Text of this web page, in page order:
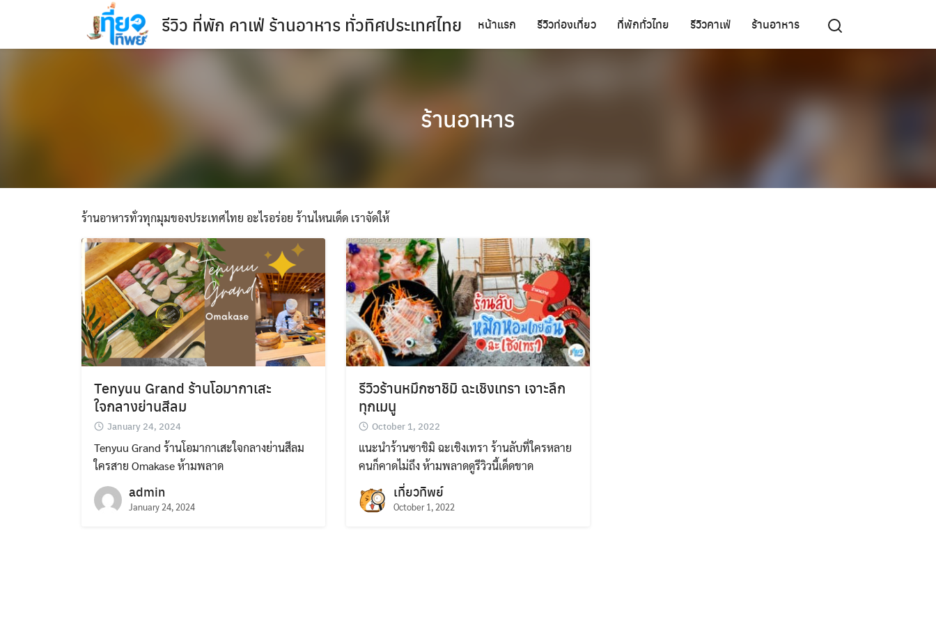
รีวิว ที่พัก คาเฟ่ ร้านอาหาร ทั่วทิศประเทศไทย หน้าแรก รีวิวท่องเที่ยว ที่พักทั่วไทย รีวิวคาเฟ่ ร้านอาหาร
Search
for:
ร้านอาหาร
ร้านอาหารทั่วทุกมุมของประเทศไทย อะไรอร่อย ร้านไหนเด็ด เราจัดให้
Tenyuu Grand ร้านโอมากาเสะ
ใจกลางย่านสีลม
January 24, 2024
Tenyuu Grand ร้านโอมากาเสะใจกลางย่านสีลม
ใครสาย Omakase ห้ามพลาด
admin
January 24, 2024
รีวิวร้านหมึกซาชิมิ ฉะเชิงเทรา เจาะลึก
ทุกเมนู
October 1, 2022
แนะนำร้านซาชิมิ ฉะเชิงเทรา ร้านลับที่ใครหลาย
คนก็คาดไม่ถึง ห้ามพลาดดูรีวิวนี้เด็ดขาด
เที่ยวทิพย์
October 1, 2022